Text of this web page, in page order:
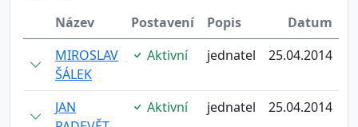
Název
Postavení Popis
Datum
MIROSLAV
ŠÁLEK
Aktivní jednatel 25.04.2014
JAN
Aktivní jednatel 25.04.2014